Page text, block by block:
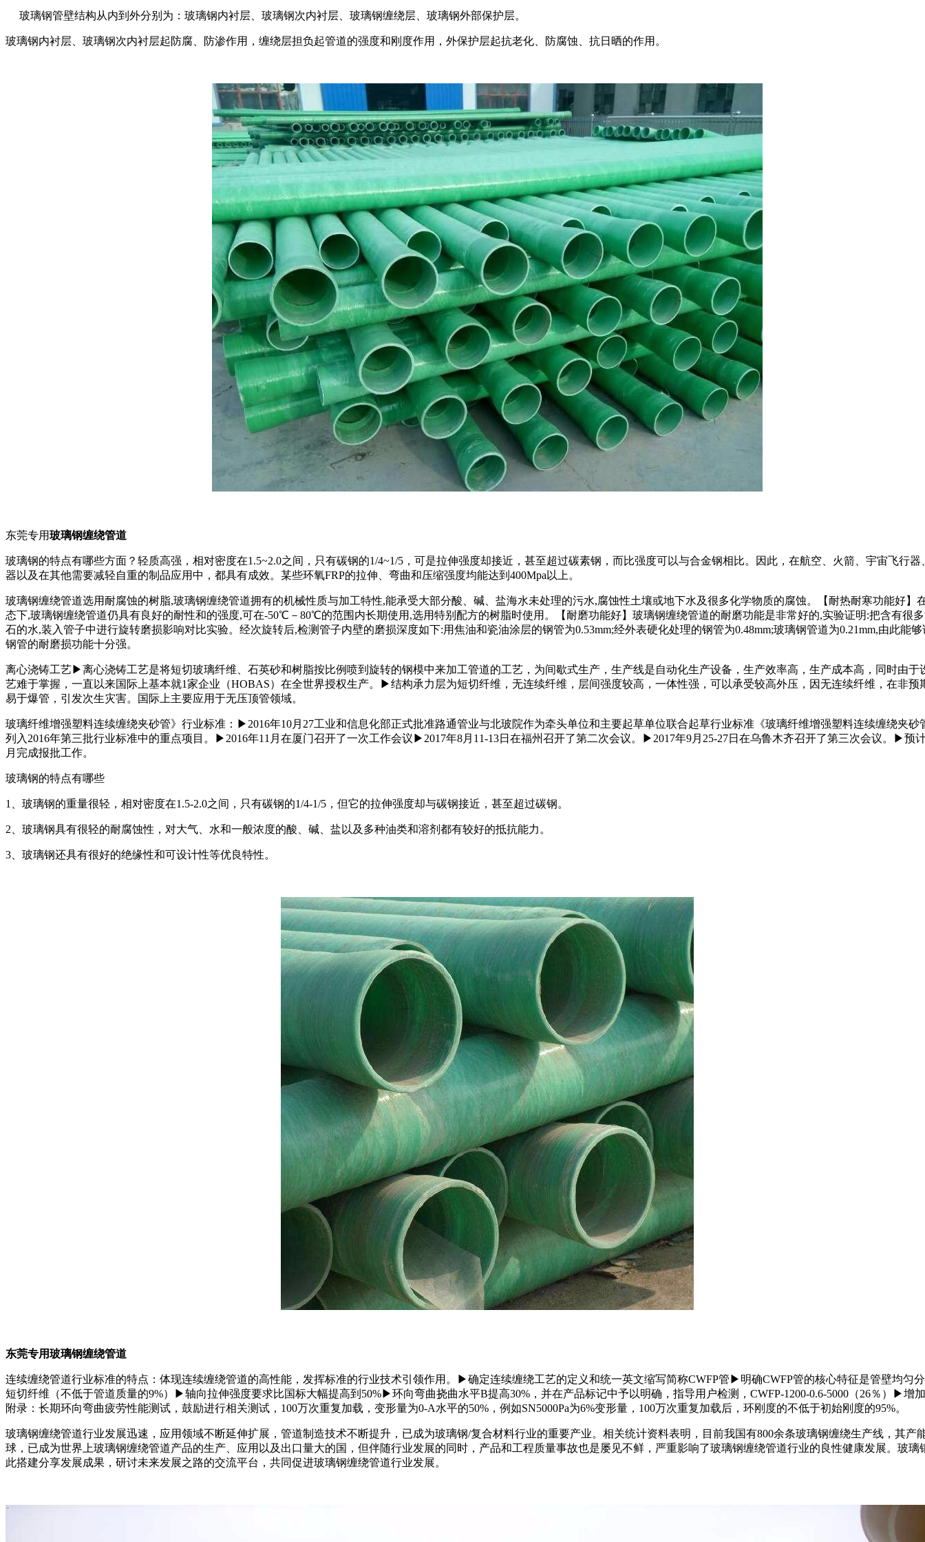
玻璃钢管壁结构从内到外分别为：玻璃钢内衬层、玻璃钢次内衬层、玻璃钢缠绕层、玻璃钢外部保护层。
玻璃钢内衬层、玻璃钢次内衬层起防腐、防渗作用，缠绕层担负起管道的强度和刚度作用，外保护层起抗老化、防腐蚀、抗日晒的作用。
东莞专用玻璃钢缠绕管道
玻璃钢的特点有哪些方面？轻质高强，相对密度在1.5~2.0之间，只有碳钢的1/4~1/5，可是拉伸强度却接近，甚至超过碳素钢，而比强度可以与合金钢相比。因此，在航空、火箭、宇宙飞行器
器以及在其他需要减轻自重的制品应用中，都具有成效。某些环氧FRP的拉伸、弯曲和压缩强度均能达到400Mpa以上。
玻璃钢缠绕管道选用耐腐蚀的树脂,玻璃钢缠绕管道拥有的机械性质与加工特性,能承受大部分酸、碱、盐海水未处理的污水,腐蚀性土壤或地下水及很多化学物质的腐蚀。【耐热耐寒功能好】
态下,玻璃钢缠绕管道仍具有良好的耐性和的强度,可在-50℃－80℃的范围内长期使用,选用特别配方的树脂时使用。【耐磨功能好】玻璃钢缠绕管道的耐磨功能是非常好的,实验证明:把含有很
石的水,装入管子中进行旋转磨损影响对比实验。经次旋转后,检测管子内壁的磨损深度如下:用焦油和瓷油涂层的钢管为0.53mm;经外表硬化处理的钢管为0.48mm;玻璃钢管道为0.21mm,由此能
钢管的耐磨损功能十分强。
离心浇铸工艺▶离心浇铸工艺是将短切玻璃纤维、石英砂和树脂按比例喷到旋转的钢模中来加工管道的工艺，为间歇式生产，生产线是自动化生产设备，生产效率高，生产成本高，同时由于
艺难于掌握，一直以来国际上基本就1家企业（HOBAS）在全世界授权生产。▶结构承力层为短切纤维，无连续纤维，层间强度较高，一体性强，可以承受较高外压，因无连续纤维，在非预
易于爆管，引发次生灾害。国际上主要应用于无压顶管领域。
玻璃纤维增强塑料连续缠绕夹砂管》行业标准：▶2016年10月27工业和信息化部正式批准路通管业与北玻院作为牵头单位和主要起草单位联合起草行业标准《玻璃纤维增强塑料连续缠绕夹砂
列入2016年第三批行业标准中的重点项目。▶2016年11月在厦门召开了一次工作会议▶2017年8月11-13日在福州召开了第二次会议。▶2017年9月25-27日在乌鲁木齐召开了第三次会议。▶预
月完成报批工作。
玻璃钢的特点有哪些
1、玻璃钢的重量很轻，相对密度在1.5-2.0之间，只有碳钢的1/4-1/5，但它的拉伸强度却与碳钢接近，甚至超过碳钢。
2、玻璃钢具有很轻的耐腐蚀性，对大气、水和一般浓度的酸、碱、盐以及多种油类和溶剂都有较好的抵抗能力。
3、玻璃钢还具有很好的绝缘性和可设计性等优良特性。
东莞专用玻璃钢缠绕管道
连续缠绕管道行业标准的特点：体现连续缠绕管道的高性能，发挥标准的行业技术引领作用。▶确定连续缠绕工艺的定义和统一英文缩写简称CWFP管▶明确CWFP管的核心特征是管壁均匀
短切纤维（不低于管道质量的9%）▶轴向拉伸强度要求比国标大幅提高到50%▶环向弯曲挠曲水平B提高30%，并在产品标记中予以明确，指导用户检测，CWFP-1200-0.6-5000（26％）▶增
附录：长期环向弯曲疲劳性能测试，鼓励进行相关测试，100万次重复加载，变形量为0-A水平的50%，例如SN5000Pa为6%变形量，100万次重复加载后，环刚度的不低于初始刚度的95%。
玻璃钢缠绕管道行业发展迅速，应用领域不断延伸扩展，管道制造技术不断提升，已成为玻璃钢/复合材料行业的重要产业。相关统计资料表明，目前我国有800余条玻璃钢缠绕生产线，其产
球，已成为世界上玻璃钢缠绕管道产品的生产、应用以及出口量大的国，但伴随行业发展的同时，产品和工程质量事故也是屡见不鲜，严重影响了玻璃钢缠绕管道行业的良性健康发展。玻璃
此搭建分享发展成果，研讨未来发展之路的交流平台，共同促进玻璃钢缠绕管道行业发展。